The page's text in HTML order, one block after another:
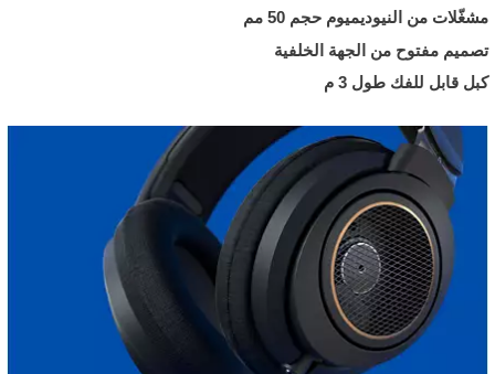
مشغّلات من النيوديميوم حجم 50 مم
تصميم مفتوح من الجهة الخلفية
كبل قابل للفك طول 3 م